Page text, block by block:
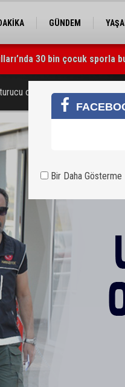
GÜNDEM
30 bin çocuk sporla
Zenger ve Utku Caner
operasyonu
Bir Daha Gösterme